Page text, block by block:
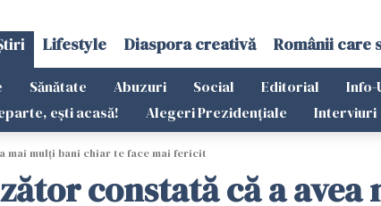
Lifestyle Diaspora creativă Românii care
Sănătate Abuzuri Social Editorial Info-
ești acasă! Alegeri Prezidențiale Interviuri
mai mulți bani chiar te face mai fericit
constată că a